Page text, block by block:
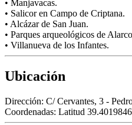
• Manjavacas.
• Salicor en Campo de Criptana.
• Alcázar de San Juan.
• Parques arqueológicos de
• Villanueva de los Infantes.
Ubicación
Dirección: C/ Cervantes, 3 -
Coordenadas: Latitud